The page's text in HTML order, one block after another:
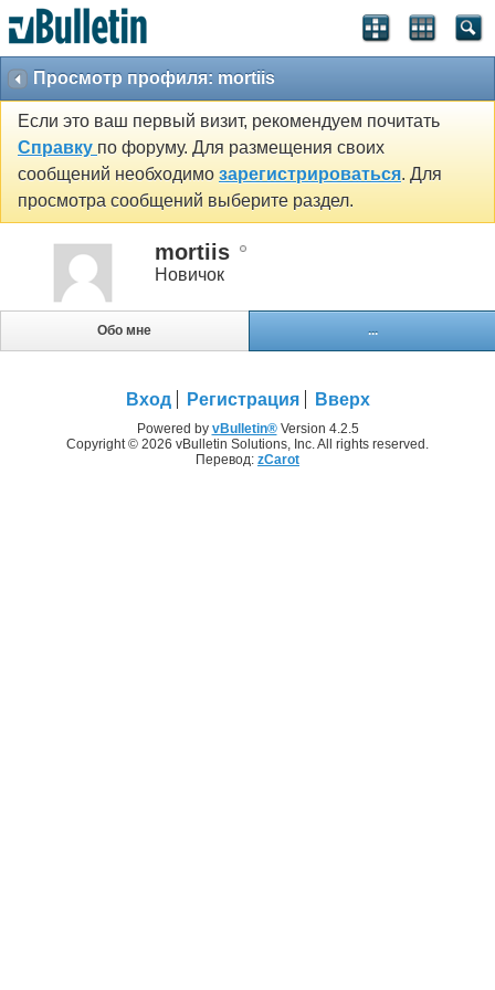
Просмотр профиля: mortiis
Если это ваш первый визит, рекомендуем почитать
Справку по форуму. Для размещения своих
сообщений необходимо зарегистрироваться. Для
просмотра сообщений выберите раздел.
mortiis
Новичок
Обо мне ...
Вход Регистрация Вверх
Powered by vBulletin®Version 4.2.5
Copyright © 2026 vBulletin Solutions, Inc. All rights reserved.
Перевод: zCarot